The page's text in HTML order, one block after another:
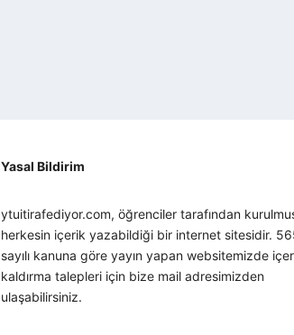
Yasal Bildirim
ytuitirafediyor.com, öğrenciler tarafından
herkesin içerik yazabildiği bir internet sitesidir.
sayılı kanuna göre yayın yapan websitemizde
kaldırma talepleri için bize mail adresimizden
ulaşabilirsiniz.